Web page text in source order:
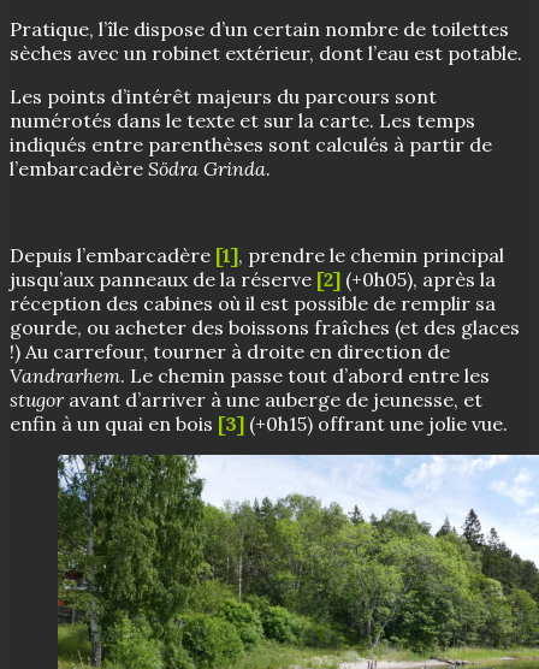
Pratique, l’île dispose d’un certain nombre de toilettes
sèches avec un robinet extérieur, dont l’eau est potable.
Les points d’intérêt majeurs du parcours sont
numérotés dans le texte et sur la carte. Les temps
indiqués entre parenthèses sont calculés à partir de
l’embarcadère Södra Grinda.
Depuis l’embarcadère [1], prendre le chemin principal
jusqu’aux panneaux de la réserve [2] (+0h05), après la
réception des cabines où il est possible de remplir sa
gourde, ou acheter des boissons fraîches (et des glaces
!) Au carrefour, tourner à droite en direction de
Vandrarhem. Le chemin passe tout d’abord entre les
stugor avant d’arriver à une auberge de jeunesse, et
enfin à un quai en bois [3] (+0h15) offrant une jolie vue.